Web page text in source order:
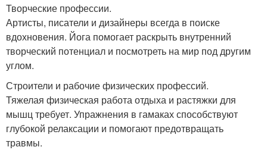
Творческие профессии.
Артисты, писатели и дизайнеры всегда в поиске
вдохновения. Йога помогает раскрыть внутренний
творческий потенциал и посмотреть на мир под другим
углом.
Строители и рабочие физических профессий.
Тяжелая физическая работа отдыха и растяжки для
мышц требует. Упражнения в гамаках способствуют
глубокой релаксации и помогают предотвращать
травмы.